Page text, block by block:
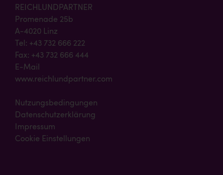
REICHLUNDPARTNER
Promenade 25b
A-4020 Linz
Tel: +43 732 666 222
Fax: +43 732 666 444
E-Mail
www.reichlundpartner.com
Nutzungsbedingungen
Datenschutzerklärung
Impressum
Cookie Einstellungen